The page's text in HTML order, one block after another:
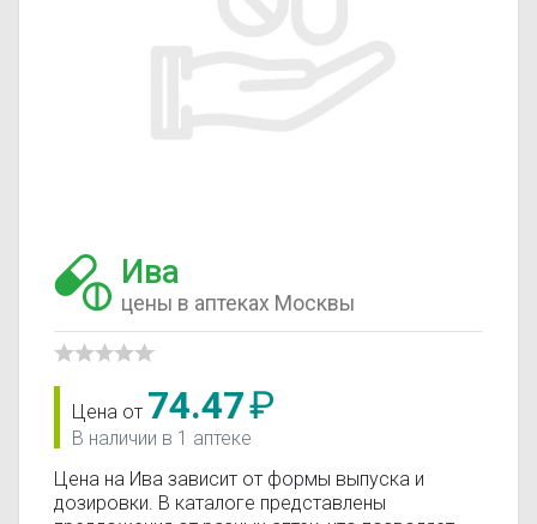
Ива
цены в аптеках Москвы
Цена от 74.47₽
В наличии в 1 аптеке
Цена на Ива зависит от формы выпуска и
дозировки. В каталоге представлены